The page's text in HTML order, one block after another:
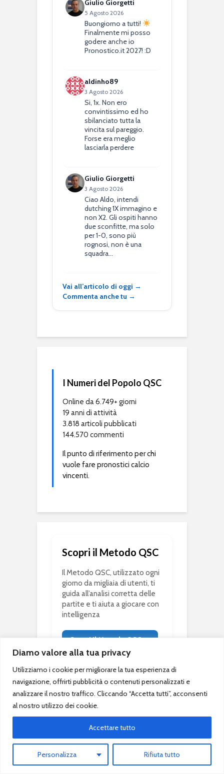
Diamo valore alla tua privacy
Utilizziamo i cookie per migliorare la tua esperienza di
navigazione, offrirti pubblicità o contenuti personalizzati e
analizzare il nostro traffico. Cliccando “Accetta tutti”, acconsenti
al nostro utilizzo dei cookie.
Personalizza Rifiuta tutto
Accettare tutto
Giulio Giorgetti
5 Agosto 2026
Buongiorno a tutti!
Finalmente mi posso
godere anche io
Pronostico.it 2027! :D
aldinho89
3 Agosto 2026
Si, 1x. Non ero
convintissimo ed ho
sbilanciato tutta la
vincita sul pareggio.
Forse era meglio
lasciarla perdere
Giulio Giorgetti
3 Agosto 2026
Ciao Aldo, intendi
dutching 1X immagino e
non X2. Gli ospiti hanno
due sconfitte, ma solo
per 1-0, sono più
rognosi, non è una
squadra…
Vai all’articolo di oggi →
Commenta anche tu →
I Numeri del Popolo QSC
Online da 6.749+ giorni
19 anni di attività
3.818 articoli pubblicati
144.570 commenti
Il punto di riferimento per chi
vuole fare pronostici calcio
vincenti.
Scopri il Metodo QSC
Il Metodo QSC, utilizzato ogni
giorno da migliaia di utenti, ti
guida all’analisi corretta delle
partite e ti aiuta a giocare con
intelligenza
Scopri il Metodo QSC →
QuoteScommesseCalcio.com è il sito ufficiale del marchio
Quote Scommesse Calcio ®.